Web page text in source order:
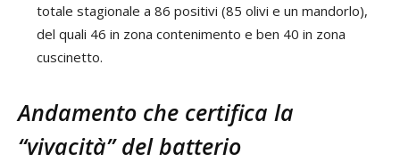
totale stagionale a 86 positivi (85 olivi e un mandorlo),
del quali 46 in zona contenimento e ben 40 in zona
cuscinetto.
Andamento che certifica la
“vivacità” del batterio